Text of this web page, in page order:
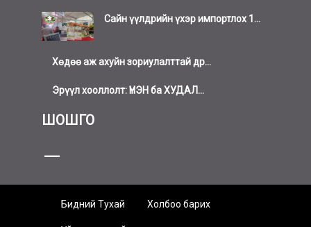
Сайн үүлдрийн үхэр импортлох 1...
Хөдөө аж ахуйн зориулалттай др...
Эрүүл хооллолт: ҮНЭН ба ХУДАЛ...
ШОШГО
Бидний Тухай Холбоо барих